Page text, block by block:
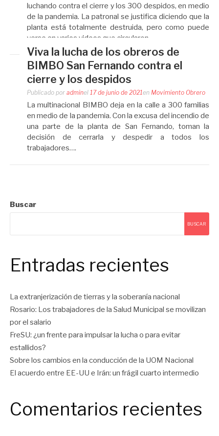
luchando contra el cierre y los 300 despidos, en medio
de la pandemia. La patronal se justifica diciendo que la
planta está totalmente destruida, pero como puede
verse en varios videos que circularon,…
Viva la lucha de los obreros de
BIMBO San Fernando contra el
cierre y los despidos
Publicado por adminel 17 de junio de 2021en Movimiento Obrero
La multinacional BIMBO deja en la calle a 300 familias
en medio de la pandemia. Con la excusa del incendio de
una parte de la planta de San Fernando, toman la
decisión de cerrarla y despedir a todos los
trabajadores….
Buscar
BUSCAR
Entradas recientes
La extranjerización de tierras y la soberanía nacional
Rosario: Los trabajadores de la Salud Municipal se movilizan
por el salario
FreSU: ¿un frente para impulsar la lucha o para evitar
estallidos?
Sobre los cambios en la conducción de la UOM Nacional
El acuerdo entre EE-UU e Irán: un frágil cuarto intermedio
Comentarios recientes